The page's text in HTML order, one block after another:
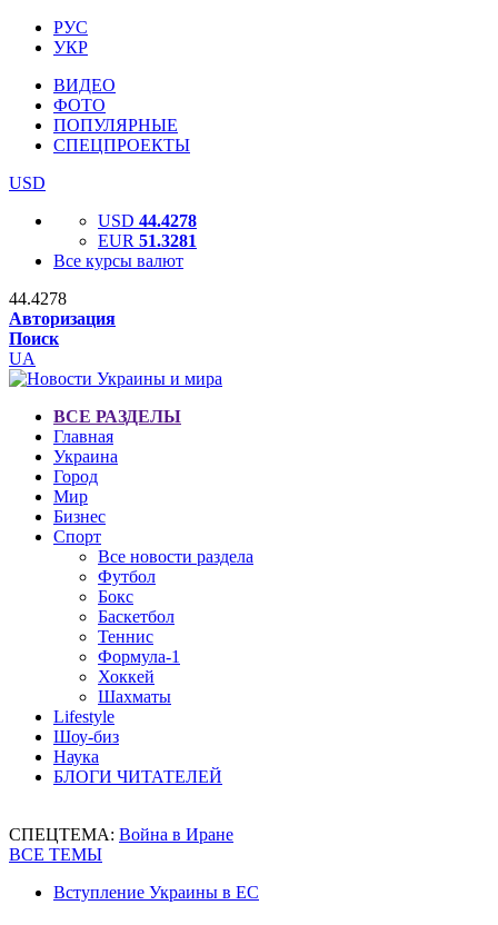
РУС
УКР
ВИДЕО
ФОТО
ПОПУЛЯРНЫЕ
СПЕЦПРОЕКТЫ
USD
USD 44.4278
EUR 51.3281
Все курсы валют
44.4278
Авторизация
Поиск
UA
ВСЕ РАЗДЕЛЫ
Главная
Украина
Город
Мир
Бизнес
Спорт
Все новости раздела
Футбол
Бокс
Баскетбол
Теннис
Формула-1
Хоккей
Шахматы
Lifestyle
Шоу-биз
Наука
БЛОГИ ЧИТАТЕЛЕЙ
СПЕЦТЕМА: Война в Иране
ВСЕ ТЕМЫ
Вступление Украины в ЕС